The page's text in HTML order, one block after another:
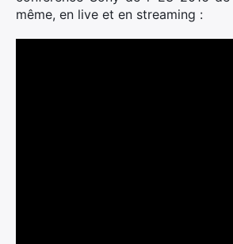
même, en live et en streaming :